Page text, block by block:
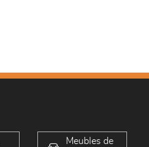
Meubles de